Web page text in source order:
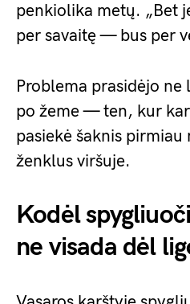
penkiolika metų. „Bet
per savaitę — bus per
Problema prasidėjo
po žeme — ten, kur
pasiekė šaknis pirmiau
ženklus viršuje.
Kodėl
ne visada dėl